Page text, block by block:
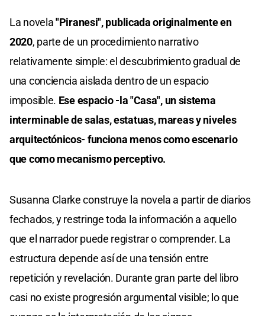
La novela"Piranesi", publicada originalmente en
2020, parte de un procedimiento narrativo
relativamente simple: el descubrimiento gradual de
una conciencia aislada dentro de un espacio
imposible. Ese espacio -la "Casa", un sistema
interminable de salas, estatuas, mareas y niveles
arquitectónicos- funciona menos como escenario
que como mecanismo perceptivo.
Susanna Clarke construye la novela a partir de diarios
fechados, y restringe toda la información a aquello
que el narrador puede registrar o comprender. La
estructura depende así de una tensión entre
repetición y revelación. Durante gran parte del libro
casi no existe progresión argumental visible; lo que